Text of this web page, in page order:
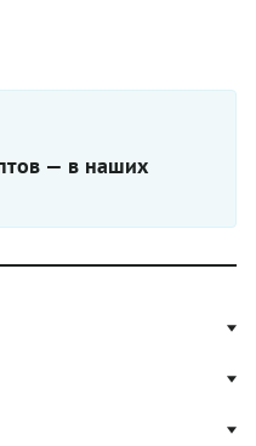
— в наших